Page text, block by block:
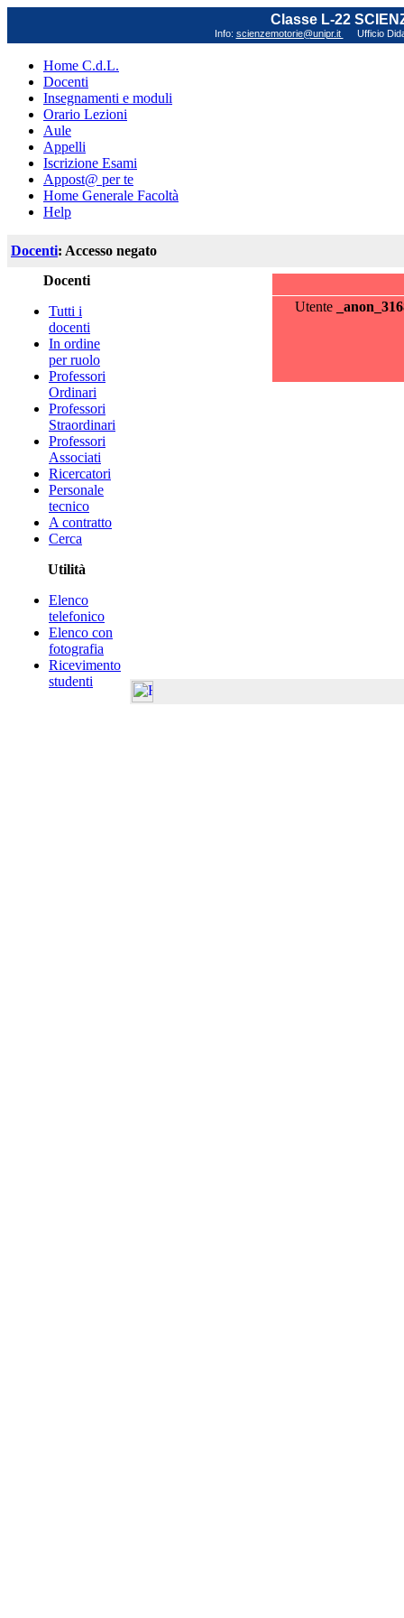
Classe L-22
Info: scienzemotorie@unipr.it Ufficio
Home C.d.L.
Docenti
Insegnamenti e moduli
Orario Lezioni
Aule
Appelli
Iscrizione Esami
Appost@ per te
Home Generale Facoltà
Help
Docenti: Accesso negato
Docenti
Tutti i
docenti
In ordine
per ruolo
Professori
Ordinari
Professori
Straordinari
Professori
Associati
Ricercatori
Personale
tecnico
A contratto
Cerca
Utilità
Elenco
telefonico
Elenco con
fotografia
Ricevimento
studenti
Utente